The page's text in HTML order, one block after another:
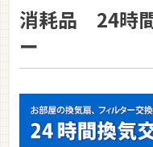
消耗品 24時
ー